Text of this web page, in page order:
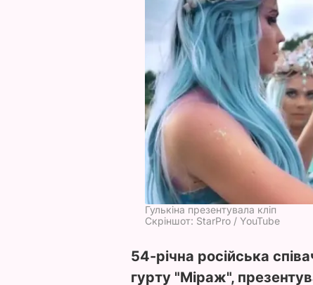
Гулькіна презентувала кліп
Скріншот: StarPro / YouTube
54-річна російська
гурту "Міраж",